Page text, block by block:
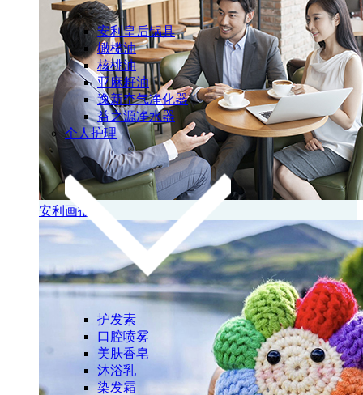
安利画报
安利皇后锅具
橄榄油
核桃油
亚麻籽油
逸新空气净化器
益之源净水器
个人护理
护发素
口腔喷雾
美肤香皂
沐浴乳
染发霜